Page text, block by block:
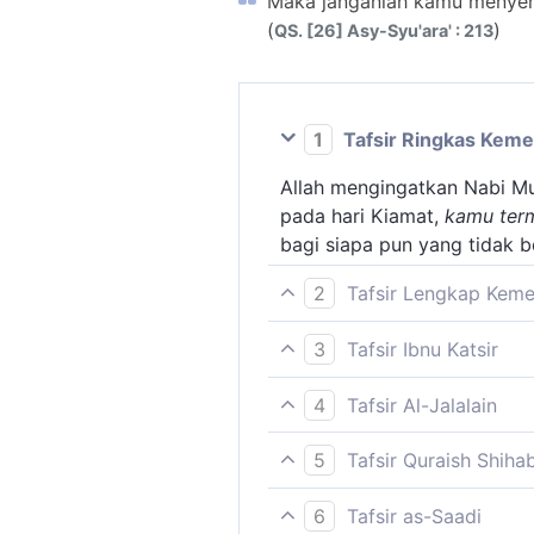
(QS. [26] Asy-Syu'ara' : 213)
1
Tafsir Ringkas
Allah mengingatkan Nabi
pada hari Kiamat, kamu
bagi siapa pun yang tidak
2
Tafsir Lengkap
Ayat ini melarang Nabi
menyembah Tuhan Yang
yang lain di samping
3
Tafsir Ibnu Katsir
Tafsir ayat ini tidak
4
Tafsir Al-Jalalain
(Maka janganlah kamu
yang diazab) jika kamu
5
Tafsir Quraish
Maka hadapkanlah dirimu,
6 Tafsir as-Saadi